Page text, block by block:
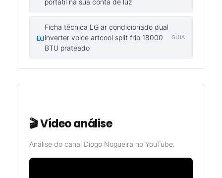
portátil na sua conta de luz
📖
Ficha técnica LG ar condicionado dual
inverter voice artcool split frio 18000
BTU prateado
GUIA
🎬 Vídeo análise
Análise do canal Diogo Nogueira no YouTube.